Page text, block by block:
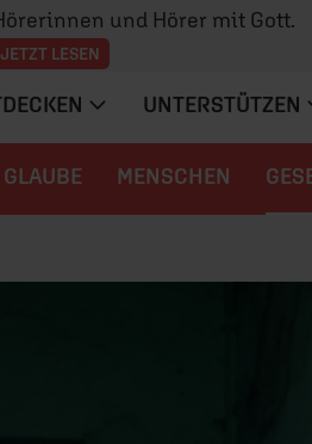
und Hörer mit Gott.
JETZT LESEN
UNTERSTÜTZEN
GLAUBE MENSCHEN